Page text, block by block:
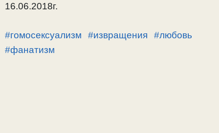
16.06.2018г.
#гомосексуализм #извращения
#любовь
#фанатизм